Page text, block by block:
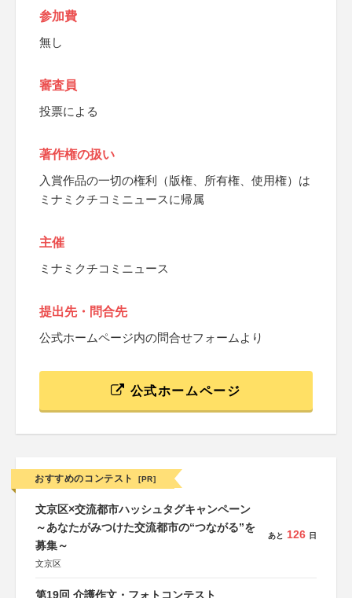
参加費
無し
審査員
投票による
著作権の扱い
入賞作品の一切の権利（版権、所有権、使用権）は
ミナミクチコミニュースに帰属
主催
ミナミクチコミニュース
提出先・問合先
公式ホームページ内の問合せフォームより
公式ホームページ
おすすめのコンテスト [PR]
文京区×交流都市ハッシュタグキャンペーン
～あなたがみつけた交流都市の“つながる”を
募集～
文京区
あと 126 日
第19回 介護作文・フォトコンテスト